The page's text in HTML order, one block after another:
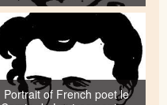
Portrait of French poet le